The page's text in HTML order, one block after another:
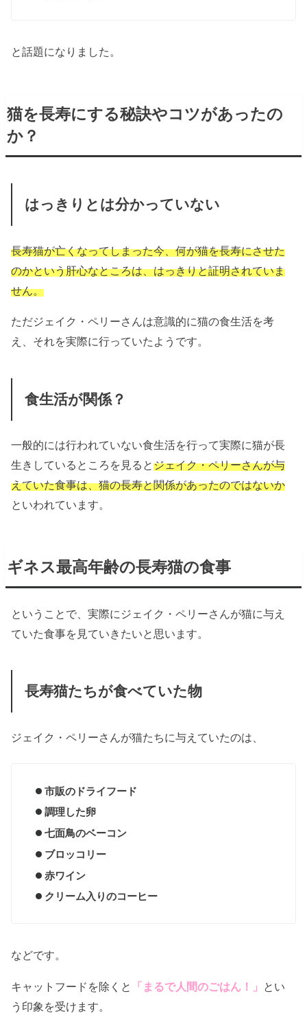
と話題になりました。
猫を長寿にする秘訣やコツがあったの
か？
はっきりとは分かっていない
長寿猫が亡くなってしまった今、何が猫を長寿にさせた
のかという肝心なところは、はっきりと証明されていま
せん。
ただジェイク・ペリーさんは意識的に猫の食生活を考
え、それを実際に行っていたようです。
食生活が関係？
一般的には行われていない食生活を行って実際に猫が長
生きしているところを見るとジェイク・ペリーさんが与
えていた食事は、猫の長寿と関係があったのではないか
といわれています。
ギネス最高年齢の長寿猫の食事
ということで、実際にジェイク・ペリーさんが猫に与え
ていた食事を見ていきたいと思います。
長寿猫たちが食べていた物
ジェイク・ペリーさんが猫たちに与えていたのは、
市販のドライフード
調理した卵
七面鳥のベーコン
ブロッコリー
赤ワイン
クリーム入りのコーヒー
などです。
キャットフードを除くと 「まるで人間のごはん！」 とい
う印象を受けます。